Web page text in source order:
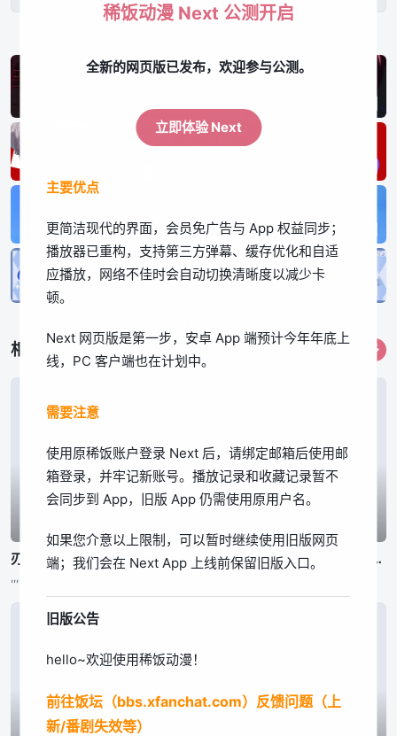
App体验更佳
立即下载
相关作品 更多
已完结
刃牙道 第2部分
,,,
已完结
刃牙道 第2部分 公立海老栖川高校天闷部
稀饭动漫 Next 公测开启
全新的网页版已发布，欢迎参与公测。
立即体验 Next
主要优点
更简洁现代的界面，会员免广告与 App 权益同步；
播放器已重构，支持第三方弹幕、缓存优化和自适
应播放，网络不佳时会自动切换清晰度以减少卡
顿。
Next 网页版是第一步，安卓 App 端预计今年年底上
线，PC 客户端也在计划中。
需要注意
使用原稀饭账户登录 Next 后，请绑定邮箱后使用邮
箱登录，并牢记新账号。播放记录和收藏记录暂不
会同步到 App，旧版 App 仍需使用原用户名。
如果您介意以上限制，可以暂时继续使用旧版网页
端；我们会在 Next App 上线前保留旧版入口。
旧版公告
hello~欢迎使用稀饭动漫！
前往饭坛（bbs.xfanchat.com）反馈问题（上
新/番剧失效等）